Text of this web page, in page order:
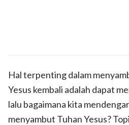
Hal terpenting dalam
Yesus kembali adalah dapat
lalu bagaimana kita
menyambut Tuhan Yesus?